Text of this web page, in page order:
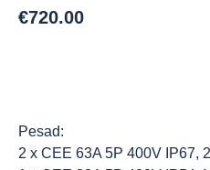
€720.00
Pesad:
2 x CEE 63A 5P 400V IP67,